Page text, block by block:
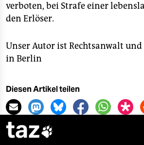
verboten, bei Strafe einer
den Erlöser.
Unser Autor ist Rechtsanwalt
in Berlin
Diesen Artikel teilen
taz